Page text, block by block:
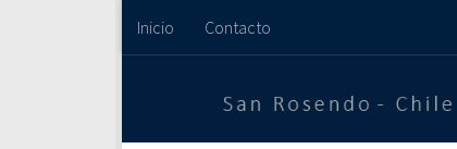
Saltar al contenido
Inicio Contacto